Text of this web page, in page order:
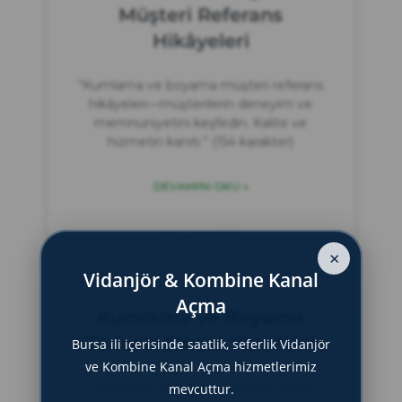
Müşteri Referans
Hikâyeleri
“Kumlama ve boyama müşteri referans
hikâyeleri—müşterilerin deneyim ve
memnuniyetini keşfedin. Kalite ve
hizmetin kanıtı.” (154 karakter)
DEVAMINI OKU »
Mayıs 19, 2025
Kumlama ve Boyama
Tedarik Zinciri Yönetimi
“Kumlama ve boyama tedarik zinciri
×
Vidanjör & Kombine Kanal
Açma
Bursa ili içerisinde saatlik, seferlik Vidanjör
ve Kombine Kanal Açma hizmetlerimiz
mevcuttur.